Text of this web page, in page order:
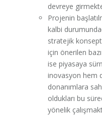
devreye
Projenin
kalbi
stratejik
için önerilen
ise piyasaya
inovasyon hem
donanımlara
oldukları bu
yönelik